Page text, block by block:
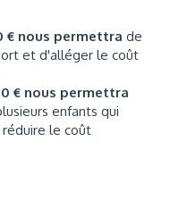
€ nous permettra de
et d'alléger le coût
€ nous permettra
enfants qui
le coût